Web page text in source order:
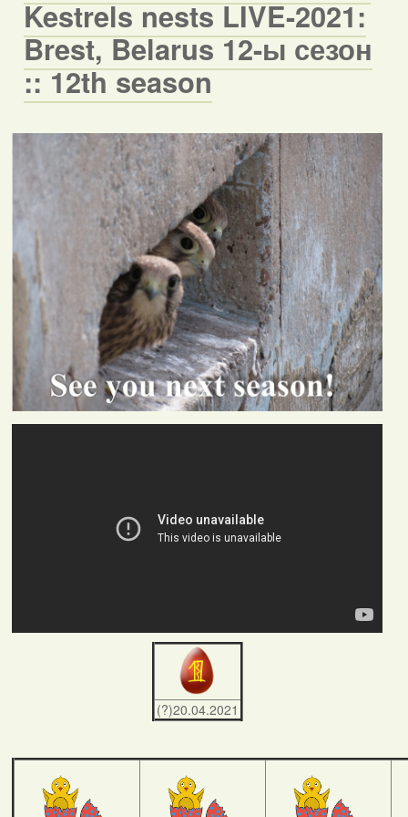
Kestrels nests LIVE-2021:
Brest, Belarus 12-ы сезон
:: 12th season
(?)20.04.2021